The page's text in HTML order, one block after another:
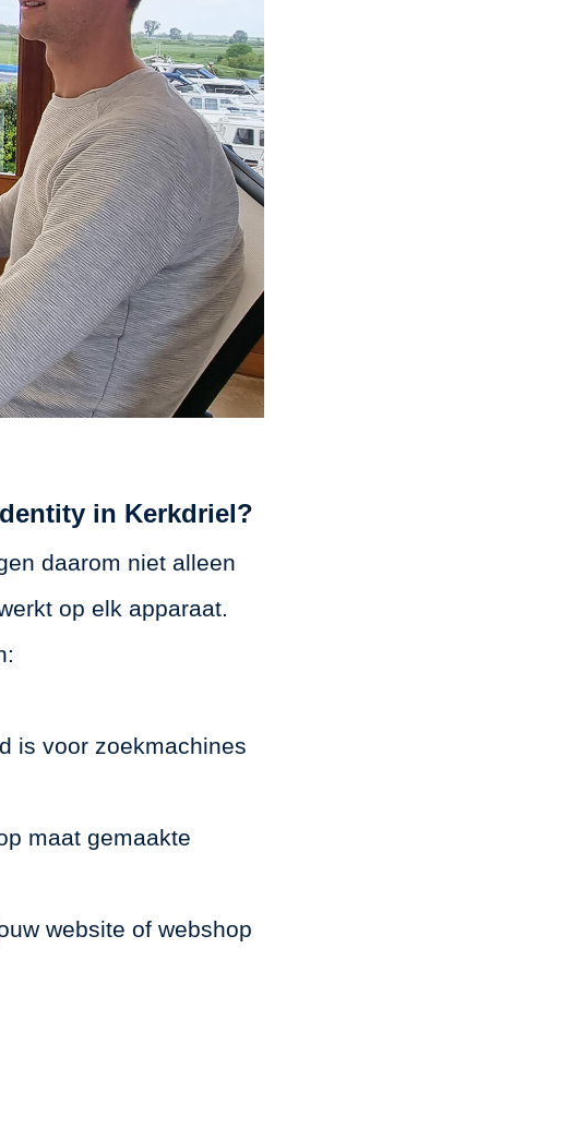
in Kerkdriel?
daarom niet alleen
op elk apparaat.
is voor zoekmachines
maat gemaakte
website of webshop